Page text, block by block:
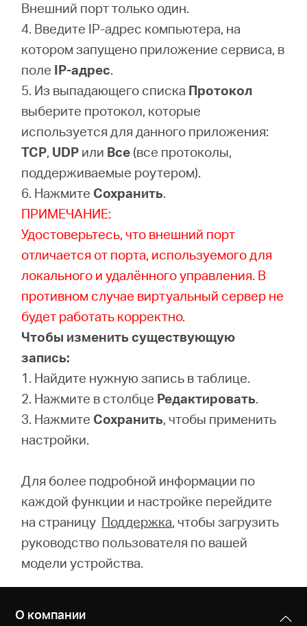
Внешний порт только один.
4. Введите IP-адрес компьютера, на
котором запущено приложение сервиса, в
поле IP-адрес.
5. Из выпадающего списка Протокол
выберите протокол, которые
используется для данного приложения:
TCP, UDP или Все (все протоколы,
поддерживаемые роутером).
6. Нажмите Сохранить.
ПРИМЕЧАНИЕ:
Удостоверьтесь, что внешний порт
отличается от порта, используемого для
локального и удалённого управления. В
противном случае виртуальный сервер не
будет работать корректно.
Чтобы изменить существующую
запись:
1. Найдите нужную запись в таблице.
2. Нажмите в столбце Редактировать.
3. Нажмите Сохранить, чтобы применить
настройки.
Для более подробной информации по
каждой функции и настройке перейдите
на страницу Поддержка, чтобы загрузить
руководство пользователя по вашей
модели устройства.
О компании